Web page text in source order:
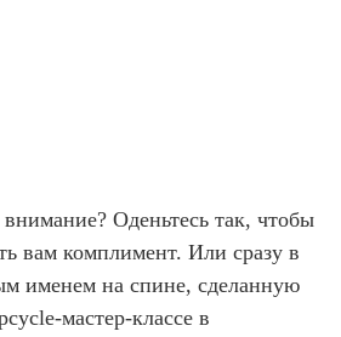
Оденьтесь так, чтобы
вам комплимент. Или сразу в
именем на спине, сделанную
мастер-классе в